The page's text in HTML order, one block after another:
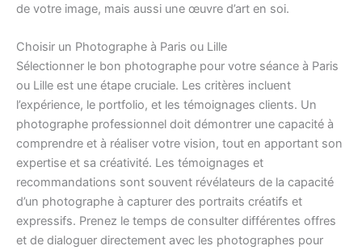
de votre image, mais aussi une œuvre d’art en soi.
Choisir un Photographe à Paris ou Lille
Sélectionner le bon photographe pour votre séance à Paris
ou Lille est une étape cruciale. Les critères incluent
l’expérience, le portfolio, et les témoignages clients. Un
photographe professionnel doit démontrer une capacité à
comprendre et à réaliser votre vision, tout en apportant son
expertise et sa créativité. Les témoignages et
recommandations sont souvent révélateurs de la capacité
d’un photographe à capturer des portraits créatifs et
expressifs. Prenez le temps de consulter différentes offres
et de dialoguer directement avec les photographes pour